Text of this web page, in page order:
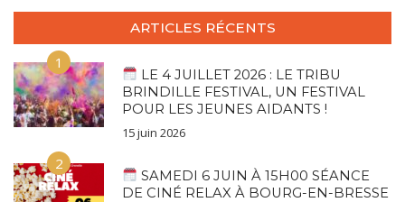
ARTICLES RÉCENTS
1
LE 4 JUILLET 2026 : LE TRIBU
BRINDILLE FESTIVAL, UN FESTIVAL
POUR LES JEUNES AIDANTS !
15 juin 2026
2
SAMEDI 6 JUIN À 15H00 SÉANCE
DE CINÉ RELAX À BOURG-EN-BRESSE